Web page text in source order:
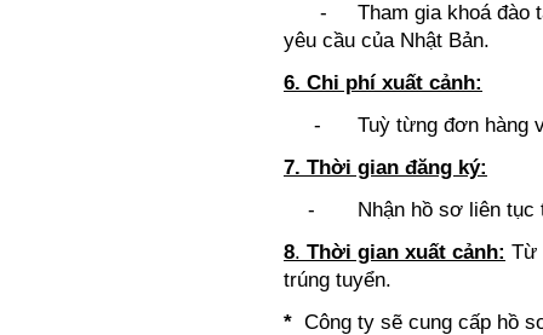
- Tham gia khoá đào
yêu cầu của Nhật Bản.
6. Chi phí xuất cảnh:
- Tuỳ từng đơn hàng
7. Thời gian đăng ký:
-
Nhận hồ sơ liên tục
8. Thời gian xuất cảnh: Từ
trúng tuyển.
* Công ty sẽ cung cấp hồ